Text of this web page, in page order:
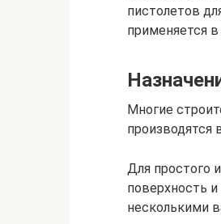
пистолетов
применяется
Многие
производятся
Для простого
поверхность
несколькими